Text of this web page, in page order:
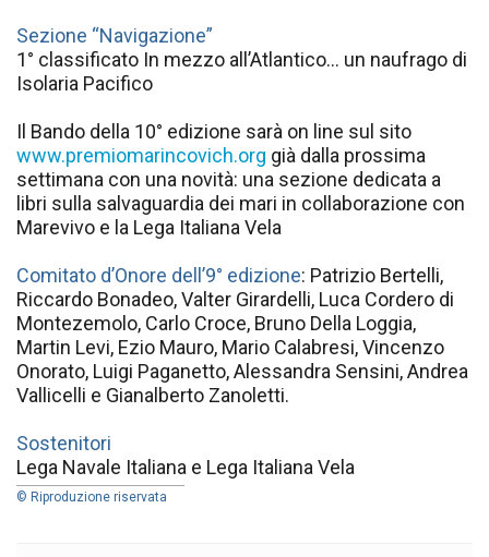
Sezione “Navigazione”
1° classificato In mezzo all’Atlantico… un naufrago di
Isolaria Pacifico
Il Bando della 10° edizione sarà on line sul sito
www.premiomarincovich.org già dalla prossima
settimana con una novità: una sezione dedicata a
libri sulla salvaguardia dei mari in collaborazione con
Marevivo e la Lega Italiana Vela
Comitato d’Onore dell’9° edizione: Patrizio Bertelli,
Riccardo Bonadeo, Valter Girardelli, Luca Cordero di
Montezemolo, Carlo Croce, Bruno Della Loggia,
Martin Levi, Ezio Mauro, Mario Calabresi, Vincenzo
Onorato, Luigi Paganetto, Alessandra Sensini, Andrea
Vallicelli e Gianalberto Zanoletti.
Sostenitori
Lega Navale Italiana e Lega Italiana Vela
© Riproduzione riservata